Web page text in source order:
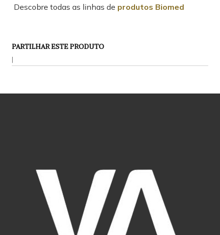
Descobre todas as linhas de produtos Biomed
PARTILHAR ESTE PRODUTO
|